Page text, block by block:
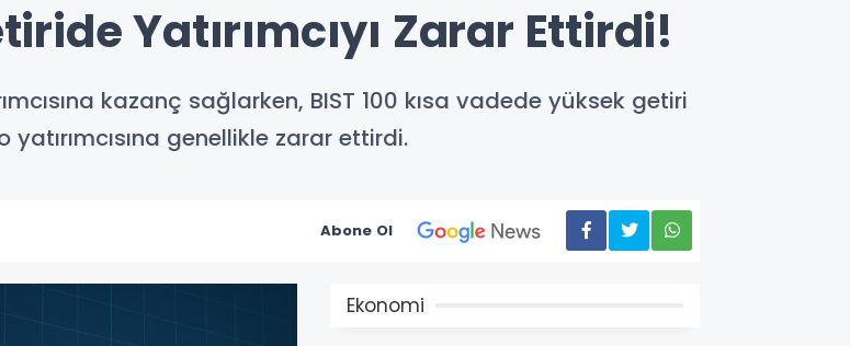
Yatırımcıyı Zarar Ettirdi!
kazanç sağlarken, BIST 100 kısa vadede yüksek getiri
genellikle zarar ettirdi.
Abone Ol
Ekonomi